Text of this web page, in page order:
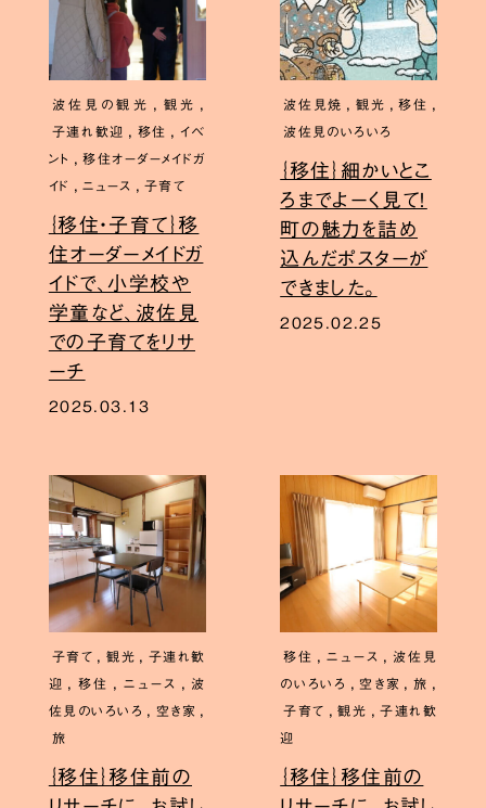
波佐見の観光 観光
子連れ歓迎 移住 イベ
ント 移住オーダーメイドガ
イド ニュース 子育て
｛移住・子育て｝移
住オーダーメイドガ
イドで、小学校や
学童など、波佐見
での子育てをリサ
ーチ
2025.03.13
波佐見焼 観光 移住
波佐見のいろいろ
｛移住｝細かいとこ
ろまでよーく見て！
町の魅力を詰め
込んだポスターが
できました。
2025.02.25
子育て 観光 子連れ歓
迎 移住 ニュース 波
佐見のいろいろ 空き家
旅
｛移住｝移住前の
移住 ニュース 波佐見
のいろいろ 空き家 旅
子育て 観光 子連れ歓
迎
｛移住｝移住前の